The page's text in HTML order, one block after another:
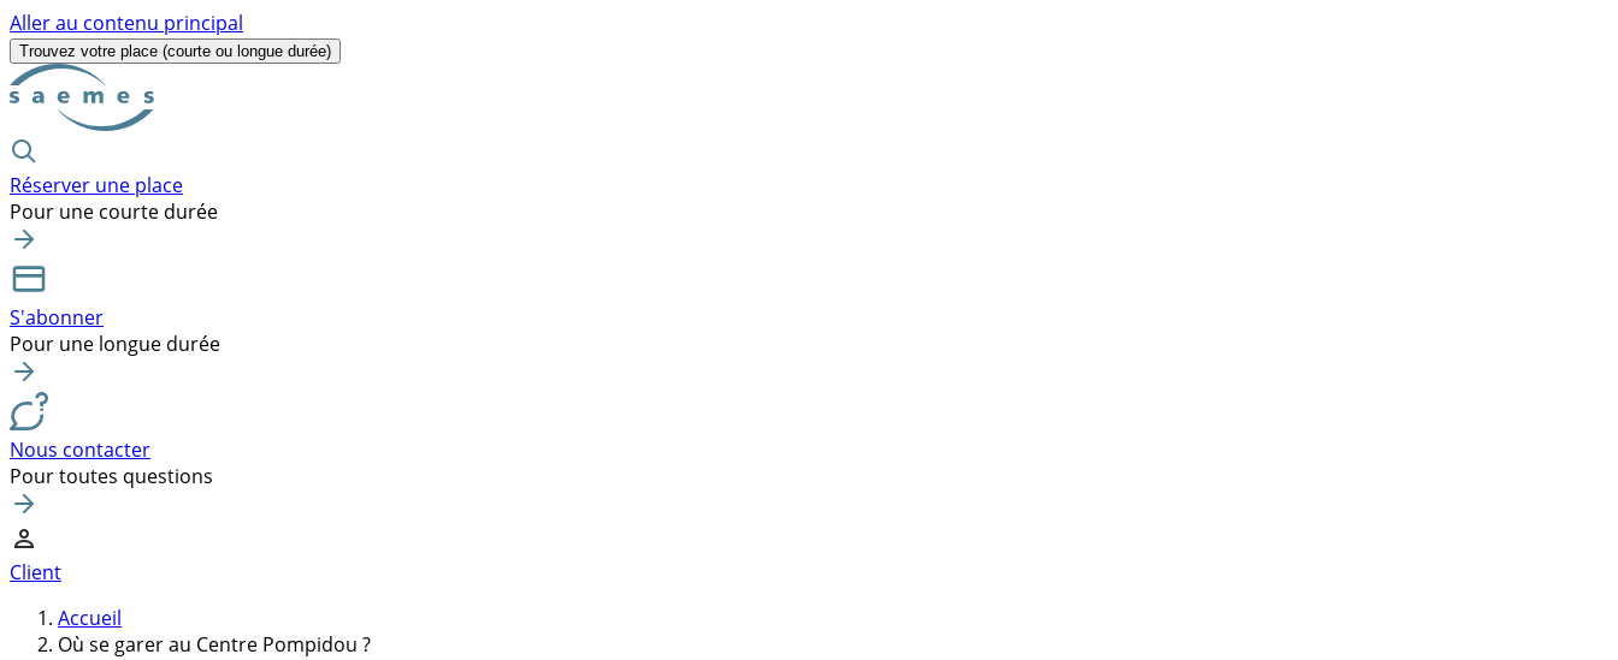
Aller au contenu principal
Trouvez votre place (courte ou longue durée)
Réserver une place
Pour une courte durée
S'abonner
Pour une longue durée
Nous contacter
Pour toutes questions
Client
Accueil
Où se garer au Centre Pompidou ?